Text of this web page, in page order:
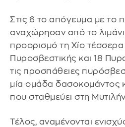
Στις 6 το απόγευμα με το
αναχώρησαν από το λιμάνι
προορισμό τη Χίο
Πυροσβεστικής και 18
τις προσπάθειες
μία ομάδα δασοκομάντος
που σταθμεύει στη
Τέλος, αναμένονται